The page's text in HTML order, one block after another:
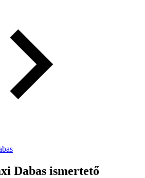
Dabas ismertető